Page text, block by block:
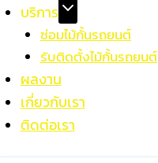
บริการ
ซ่อมไม้กั้นรถยนต์
รับติดตั้งไม้กั้นรถยนต์
ผลงาน
เกี่ยวกับเรา
ติดต่อเรา